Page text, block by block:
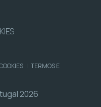
| TERMOS E
2026